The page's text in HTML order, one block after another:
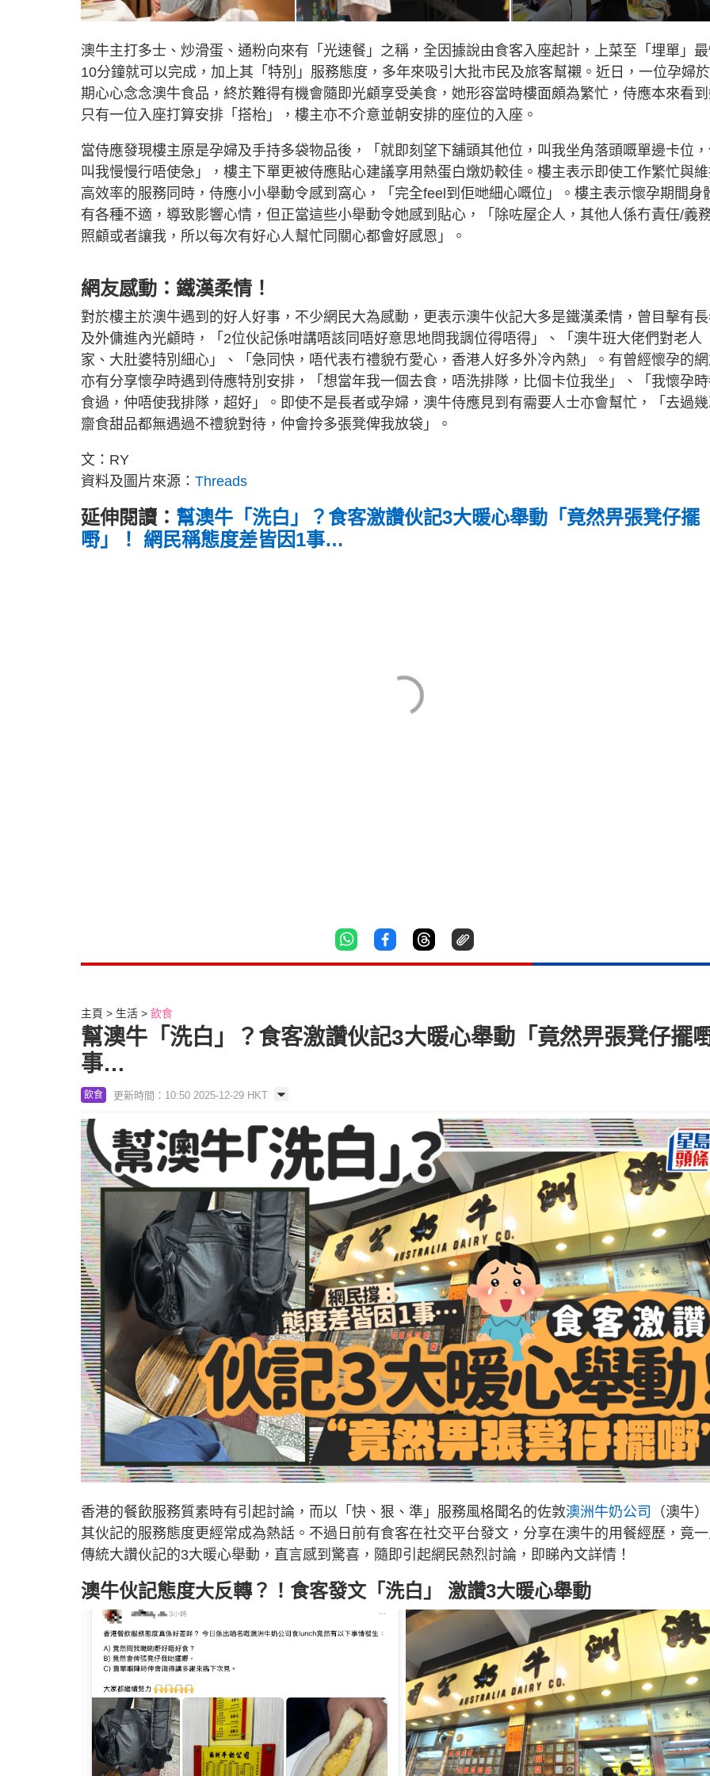
澳牛主打多士、炒滑蛋、通粉向來有「光速餐」之稱，全因據說由食客入座起計，上菜至「埋單」
10分鐘就可以完成，加上其「特別」服務態度，多年來吸引大批市民及旅客幫襯。近日，一位孕婦
期心心念念澳牛食品，終於難得有機會隨即光顧享受美食，她形容當時樓面頗為繁忙，侍應本來看
只有一位入座打算安排「搭枱」，樓主亦不介意並朝安排的座位的入座。
當侍應發現樓主原是孕婦及手持多袋物品後，「就即刻望下舖頭其他位，叫我坐角落頭嘅單邊卡位
叫我慢慢行唔使急」，樓主下單更被侍應貼心建議享用熱蛋白燉奶較佳。樓主表示即使工作繁忙與
高效率的服務同時，侍應小小舉動令感到窩心，「完全feel到佢哋細心嘅位」。樓主表示懷孕期間身
有各種不適，導致影響心情，但正當這些小舉動令她感到貼心，「除咗屋企人，其他人係冇責任/義
照顧或者讓我，所以每次有好心人幫忙同關心都會好感恩」。
網友感動：鐵漢柔情！
對於樓主於澳牛遇到的好人好事，不少網民大為感動，更表示澳牛伙記大多是鐵漢柔情，曾目擊有
及外傭進內光顧時，「2位伙記係咁講唔該同唔好意思地問我調位得唔得」、「澳牛班大佬們對老人
家、大肚婆特別細心」、「急同快，唔代表冇禮貌冇愛心，香港人好多外冷內熱」。有曾經懷孕的
亦有分享懷孕時遇到侍應特別安排，「想當年我一個去食，唔洗排隊，比個卡位我坐」、「我懷孕
食過，仲唔使我排隊，超好」。即使不是長者或孕婦，澳牛侍應見到有需要人士亦會幫忙，「去過
齋食甜品都無遇過不禮貌對待，仲會拎多張凳俾我放袋」。
文：RY
資料及圖片來源： Threads
延伸閱讀： 幫澳牛「洗白」？食客激讚伙記3大暖心舉動「竟然畀張凳仔擺
嘢」！ 網民稱態度差皆因1事…
主頁 生活 飲食
幫澳牛「洗白」？食客激讚伙記3大暖心舉動「竟然畀張凳仔擺
事…
飲食 更新時間：10:50 2025-12-29 HKT
香港的餐飲服務質素時有引起討論，而以「快、狠、準」服務風格聞名的佐敦澳洲牛奶公司
（澳牛）
其伙記的服務態度更經常成為熱話。不過日前有食客在社交平台發文，分享在澳牛的用餐經歷，竟一
傳統大讚伙記的3大暖心舉動，直言感到驚喜，隨即引起網民熱烈討論，即睇內文詳情！
澳牛伙記態度大反轉？！食客發文「洗白」 激讚3大暖心舉動